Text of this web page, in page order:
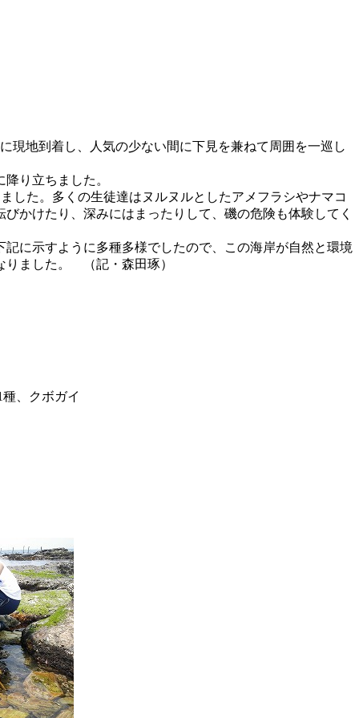
地到着し、人気の少ない間に下見を兼ねて周囲を一巡し
り立ちました。
た。多くの生徒達はヌルヌルとしたアメフラシやナマコ
かけたり、深みにはまったりして、磯の危険も体験してく
に示すように多種多様でしたので、この海岸が自然と環境
りました。 （記・森田琢）
、クボガイ